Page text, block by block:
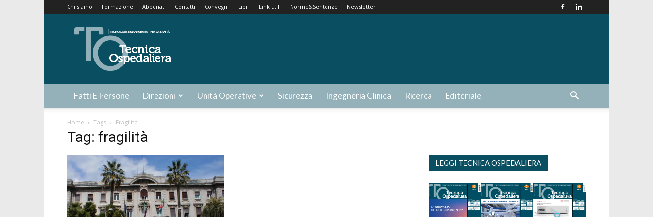
Chi siamo Formazione Abbonati Contatti Convegni Libri Link utili Norme&Sentenze Newsletter
Tecnica
Ospedaliera
Fatti E Persone Direzioni Unità Operative Sicurezza Ingegneria Clinica Ricerca Editoriale
Home Tags Fragilità
Tag: fragilità
LEGGI TECNICA OSPEDALIERA